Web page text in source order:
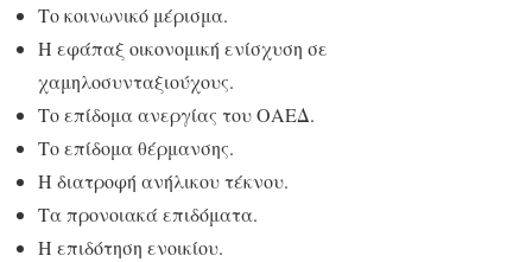
Το κοινωνικό μέρισμα.
Η εφάπαξ οικονομική ενίσχυση σε
χαμηλοσυνταξιούχους.
Το επίδομα ανεργίας του ΟΑΕΔ.
Το επίδομα θέρμανσης.
Η διατροφή ανήλικου τέκνου.
Τα προνοιακά επιδόματα.
Η επιδότηση ενοικίου.